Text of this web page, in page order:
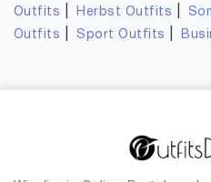
Outfits
Herbst Outfits
Outfits
Sport Outfits